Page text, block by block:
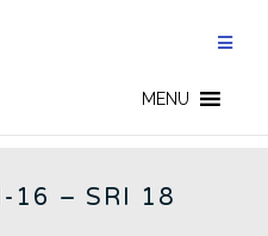
MENU
16 – SRI 18